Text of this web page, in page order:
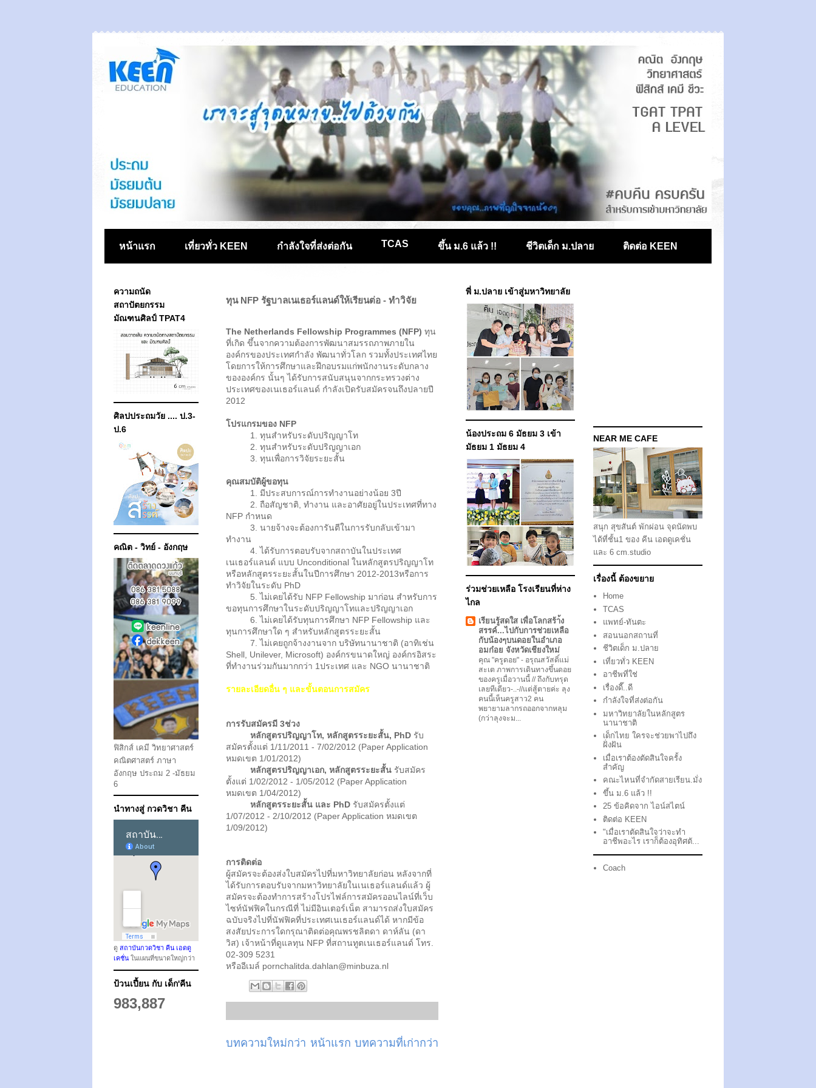
หน้าแรก เที่ยวทั่ว KEEN กำลังใจที่ส่งต่อกัน TCAS ขึ้น ม.6 แล้ว !! ชีวิตเด็ก ม.ปลาย ติดต่อ KEEN
ทุน NFP รัฐบาลเนเธอร์แลนด์ให้เรียนต่อ - ทำวิจัย
The Netherlands Fellowship Programmes (NFP) ทุน
ที่เกิด ขึ้นจากความต้องการพัฒนาสมรรถภาพภายใน
องค์กรของประเทศกำลัง พัฒนาทั่วโลก รวมทั้งประเทศไทย
โดยการให้การศึกษาและฝึกอบรมแก่พนักงานระดับกลาง
ขององค์กร นั้นๆ ได้รับการสนับสนุนจากกระทรวงต่าง
ประเทศของเนเธอร์แลนด์ กำลังเปิดรับสมัครจนถึงปลายปี
2012
โปรแกรมของ NFP
1. ทุนสำหรับระดับปริญญาโท
2. ทุนสำหรับระดับปริญญาเอก
3. ทุนเพื่อการวิจัยระยะสั้น
คุณสมบัติผู้ขอทุน
1. มีประสบการณ์การทำงานอย่างน้อย 3ปี
2. ถือสัญชาติ, ทำงาน และอาศัยอยู่ในประเทศที่ทาง
NFP กำหนด
3. นายจ้างจะต้องการันตีในการรับกลับเข้ามา
ทำงาน
4. ได้รับการตอบรับจากสถาบันในประเทศ
เนเธอร์แลนด์ แบบ Unconditional ในหลักสูตรปริญญาโท
หรือหลักสูตรระยะสั้นในปีการศึกษา 2012-2013หรือการ
ทำวิจัยในระดับ PhD
5. ไม่เคยได้รับ NFP Fellowship มาก่อน สำหรับการ
ขอทุนการศึกษาในระดับปริญญาโทและปริญญาเอก
6. ไม่เคยได้รับทุนการศึกษา NFP Fellowship และ
ทุนการศึกษาใด ๆ สำหรับหลักสูตรระยะสั้น
7. ไม่เคยถูกจ้างงานจาก บริษัทนานาชาติ (อาทิเช่น
Shell, Unilever, Microsoft) องค์กรขนาดใหญ่ องค์กรอิสระ
ที่ทำงานร่วมกันมากกว่า 1ประเทศ และ NGO นานาชาติ
รายละเอียดอื่น ๆ และขั้นตอนการสมัคร
การรับสมัครมี 3ช่วง
หลักสูตรปริญญาโท, หลักสูตรระยะสั้น, PhD รับ
สมัครตั้งแต่ 1/11/2011 - 7/02/2012 (Paper Application
หมดเขต 1/01/2012)
หลักสูตรปริญญาเอก, หลักสูตรระยะสั้น รับสมัคร
ตั้งแต่ 1/02/2012 - 1/05/2012 (Paper Application
หมดเขต 1/04/2012)
หลักสูตรระยะสั้น และ PhD รับสมัครตั้งแต่
1/07/2012 - 2/10/2012 (Paper Application หมดเขต
1/09/2012)
การติดต่อ
ผู้สมัครจะต้องส่งใบสมัครไปที่มหาวิทยาลัยก่อน หลังจากที่
ได้รับการตอบรับจากมหาวิทยาลัยในเนเธอร์แลนด์แล้ว ผู้
สมัครจะต้องทำการสร้างโปรไฟล์การสมัครออนไลน์ที่เว็บ
ไซท์นัฟฟิคในกรณีที่ ไม่มีอินเตอร์เน็ต สามารถส่งใบสมัคร
ฉบับจริงไปที่นัฟฟิคที่ประเทศเนเธอร์แลนด์ได้ หากมีข้อ
สงสัยประการใดกรุณาติดต่อคุณพรชลิตดา ดาห์ลัน (ดา
วิส) เจ้าหน้าที่ดูแลทุน NFP ที่สถานทูตเนเธอร์แลนด์ โทร.
02-309 5231
หรืออีเมล์ pornchalitda.dahlan@minbuza.nl
บทความใหม่กว่า บทความที่เก่ากว่า
หน้าแรก
ความถนัด
สถาปัตยกรรม
มัณฑนศิลป์ TPAT4
ศิลปประถมวัย .... ป.3-
ป.6
คณิต - วิทย์ - อังกฤษ
ฟิสิกส์ เคมี วิทยาศาสตร์
คณิตศาสตร์ ภาษา
อังกฤษ ประถม 2 -มัธยม
6
นำทางสู่ กวดวิชา คีน
ดู สถาบันกวดวิชา คีน เอดดู
เคชั่น ในแผนที่ขนาดใหญ่กว่า
ป้วนเปี้ยน กับ เด็ก'คีน
983,887
พี่ ม.ปลาย เข้าสู่มหาวิทยาลัย
น้องประถม 6 มัธยม 3 เข้า
มัธยม 1 มัธยม 4
ร่วมช่วยเหลือ โรงเรียนที่ห่าง
ไกล
เรียนรู้สดใส เพื่อโลกสร้า้ง
สรรค์...ไปกับการช่วยเหลือ
กับน้องๆบนดอยในอำเภอ
อมก๋อย จังหวัดเชียงใหม่
คุณ "ครูดอย" - อรุณสวัสดิ์แม่
สะเต ภาพการเดินทางขึ้นดอย
ของครูเมื่อวานนี้ // ถึงกับทรุด
เลยทีเดียว-..-//แต่สู้ตายค่ะ ลุง
คนนี้เห็นครูสาว2 คน
พยายามลากรถออกจากหลุม
(กว่าลุงจะม...
NEAR ME CAFE
สนุก สุขสันต์ พักผ่อน จุดนัดพบ
ได้ที่ชั้น1 ของ คีน เอดดูเคชั่น
และ 6 cm.studio
เรื่องนี้ ต้องขยาย
Home
TCAS
แพทย์-ทันตะ
สอนนอกสถานที่
ชีวิตเด็ก ม.ปลาย
เที่ยวทั่ว KEEN
อาชีพที่ใช่
เรื่องดี๊..ดี
กำลังใจที่ส่งต่อกัน
มหาวิทยาลัยในหลักสูตร
นานาชาติ
เด็กไทย ใครจะช่วยพาไปถึง
ฝั่งฝัน
เมื่อเราต้องตัดสินใจครั้ง
สำคัญ
คณะไหนที่จำกัดสายเรียน.มั่ง
ขึ้น ม.6 แล้ว !!
25 ข้อคิดจาก ไอน์สไตน์
ติดต่อ KEEN
"เมื่อเราตัดสินใจว่าจะทำ
อาชีพอะไร เราก็ต้องอุทิศตั...
Coach